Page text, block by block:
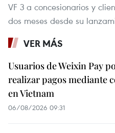
VF 3 a concesionarios y
dos meses desde su
VER MÁS
Usuarios de Weixin Pay
realizar pagos mediante
en Vietnam
06/08/2026 09:31